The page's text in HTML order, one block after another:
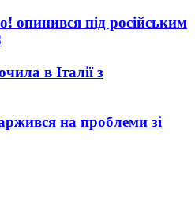
опинився під російським
в Італії з
на проблеми зі